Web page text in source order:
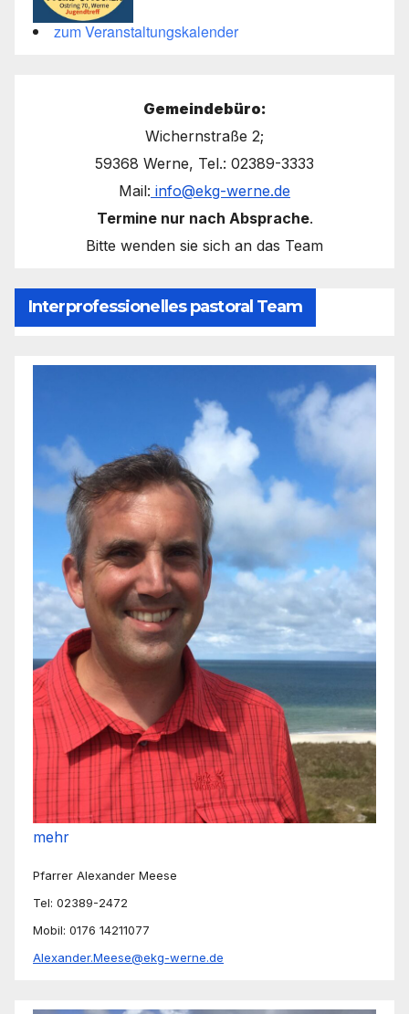
zum Veranstaltungskalender
Gemeindebüro:
Wichernstraße 2;
59368 Werne, Tel.: 02389-3333
Mail: info@ekg-werne.de
Termine nur nach Absprache.
Bitte wenden sie sich an das Team
Interprofessionelles pastoral Team
mehr
Pfarrer Alexander Meese
Tel: 02389-2472
Mobil: 0176 14211077
Alexander.Meese@ekg-werne.de